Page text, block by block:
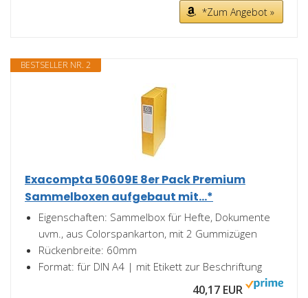
*Zum Angebot »
BESTSELLER NR. 2
Exacompta 50609E 8er Pack Premium
Sammelboxen aufgebaut mit...*
Eigenschaften: Sammelbox für Hefte, Dokumente
uvm., aus Colorspankarton, mit 2 Gummizügen
Rückenbreite: 60mm
Format: für DIN A4 | mit Etikett zur Beschriftung
40,17 EUR